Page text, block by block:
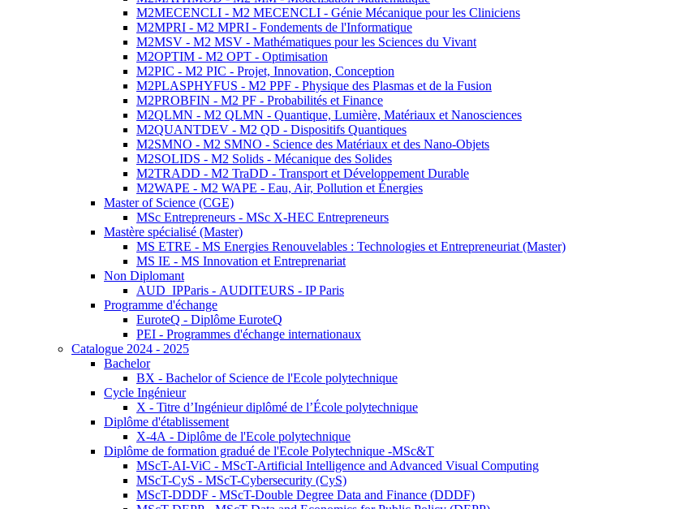
M2MECENCLI - M2 MECENCLI - Génie Mécanique pour les Cliniciens
M2MPRI - M2 MPRI - Fondements de l'Informatique
M2MSV - M2 MSV - Mathématiques pour les Sciences du Vivant
M2OPTIM - M2 OPT - Optimisation
M2PIC - M2 PIC - Projet, Innovation, Conception
M2PLASPHYFUS - M2 PPF - Physique des Plasmas et de la Fusion
M2PROBFIN - M2 PF - Probabilités et Finance
M2QLMN - M2 QLMN - Quantique, Lumière, Matériaux et Nanosciences
M2QUANTDEV - M2 QD - Dispositifs Quantiques
M2SMNO - M2 SMNO - Science des Matériaux et des Nano-Objets
M2SOLIDS - M2 Solids - Mécanique des Solides
M2TRADD - M2 TraDD - Transport et Développement Durable
M2WAPE - M2 WAPE - Eau, Air, Pollution et Énergies
Master of Science (CGE)
MSc Entrepreneurs - MSc X-HEC Entrepreneurs
Mastère spécialisé (Master)
MS ETRE - MS Energies Renouvelables : Technologies et Entrepreneuriat (Master)
MS IE - MS Innovation et Entreprenariat
Non Diplomant
AUD_IPParis - AUDITEURS - IP Paris
Programme d'échange
EuroteQ - Diplôme EuroteQ
PEI - Programmes d'échange internationaux
Catalogue 2024 - 2025
Bachelor
BX - Bachelor of Science de l'Ecole polytechnique
Cycle Ingénieur
X - Titre d’Ingénieur diplômé de l’École polytechnique
Diplôme d'établissement
X-4A - Diplôme de l'Ecole polytechnique
Diplôme de formation gradué de l'Ecole Polytechnique -MSc&T
MScT-AI-ViC - MScT-Artificial Intelligence and Advanced Visual Computing
MScT-CyS - MScT-Cybersecurity (CyS)
MScT-DDDF - MScT-Double Degree Data and Finance (DDDF)